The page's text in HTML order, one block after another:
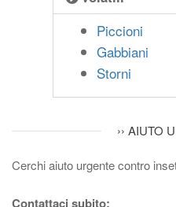
Piccioni
Gabbiani
Storni
›› AIUTO
Cerchi aiuto urgente contro
Contattaci subito: